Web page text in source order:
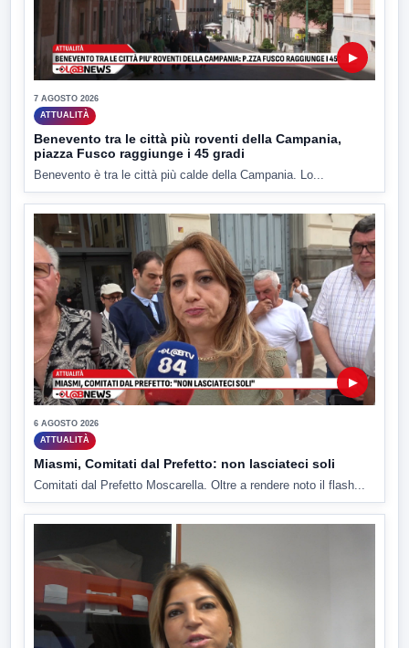
▶
7 AGOSTO 2026
ATTUALITÀ
Benevento tra le città più roventi della Campania,
piazza Fusco raggiunge i 45 gradi
Benevento è tra le città più calde della Campania. Lo...
▶
6 AGOSTO 2026
ATTUALITÀ
Miasmi, Comitati dal Prefetto: non lasciateci soli
Comitati dal Prefetto Moscarella. Oltre a rendere noto il flash...